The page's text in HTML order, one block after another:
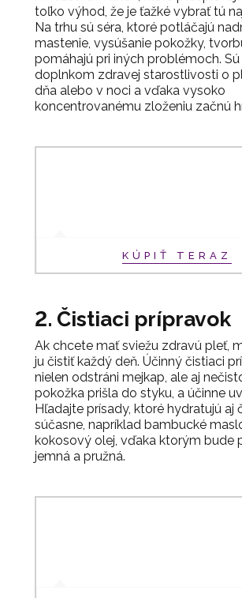
toľko výhod, že je ťažké vybrať tú
Na trhu sú séra, ktoré potláčajú
mastenie, vysúšanie pokožky,
pomáhajú pri iných problémoch.
doplnkom zdravej starostlivosti o
dňa alebo v noci a vďaka vysoko
koncentrovanému zloženiu začnú
KÚPIŤ TERAZ
2. Čistiaci prípravok
Ak chcete mať sviežu zdravú pleť,
ju čistiť každý deň. Účinný čistiaci
nielen odstráni mejkap, ale aj
pokožka prišla do styku, a účinne
Hľadajte prísady, ktoré hydratujú aj
súčasne, napríklad bambucké
kokosový olej, vďaka ktorým bude
jemná a pružná.